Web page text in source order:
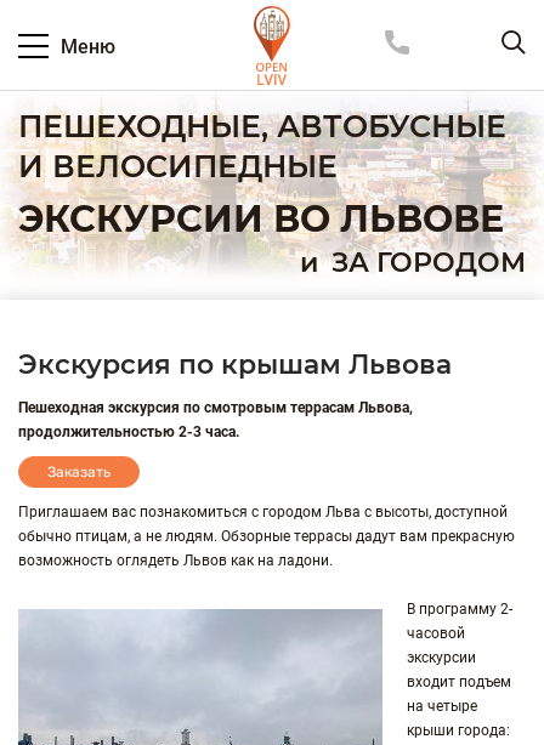
Меню
ПЕШЕХОДНЫЕ, АВТОБУСНЫЕ
И ВЕЛОСИПЕДНЫЕ
ЭКСКУРСИИ ВО ЛЬВОВЕ
иЗА ГОРОДОМ
Экскурсия по крышам Львова
Пешеходная экскурсия по смотровым террасам Львова,
продолжительностью 2-3 часа.
Заказать
Приглашаем вас познакомиться с городом Льва с высоты, доступной
обычно птицам, а не людям. Обзорные террасы дадут вам прекрасную
возможность оглядеть Львов как на ладони.
В программу 2-
часовой
экскурсии
входит подъем
на четыре
крыши города: